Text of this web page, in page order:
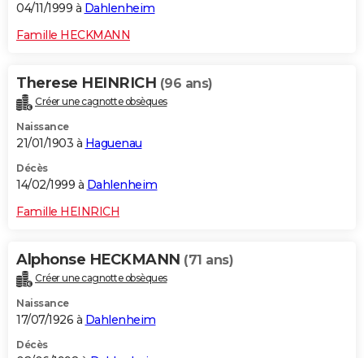
04/11/1999 à Dahlenheim
Famille HECKMANN
Therese HEINRICH (96 ans)
Créer une cagnotte obsèques
Naissance
21/01/1903 à Haguenau
Décès
14/02/1999 à Dahlenheim
Famille HEINRICH
Alphonse HECKMANN (71 ans)
Créer une cagnotte obsèques
Naissance
17/07/1926 à Dahlenheim
Décès